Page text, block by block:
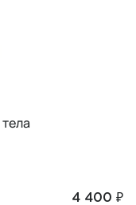
4 400 ₽